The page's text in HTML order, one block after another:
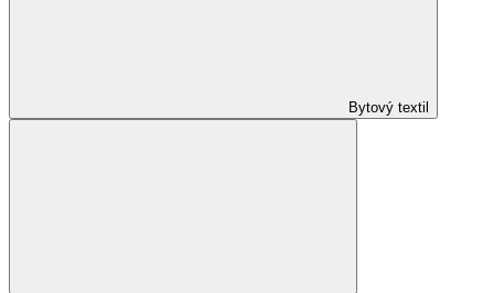
Bytový textil